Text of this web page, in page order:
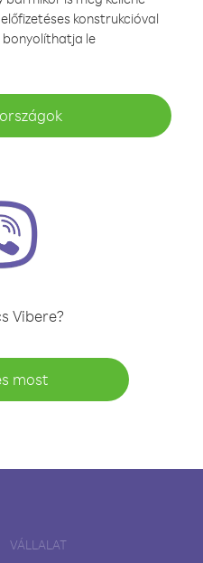
konstrukcióval
le
Vibere?
most
VÁLLALAT